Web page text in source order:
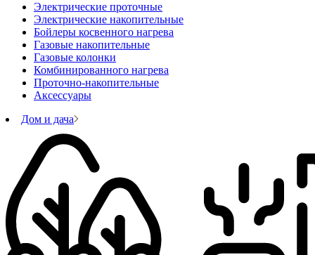
Электрические проточные
Электрические накопительные
Бойлеры косвенного нагрева
Газовые накопительные
Газовые колонки
Комбинированного нагрева
Проточно-накопительные
Аксессуары
Дом и дача